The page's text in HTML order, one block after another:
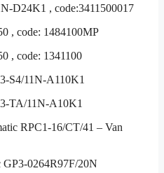
D24K1 , code:3411500017
, code: 1484100MP
, code: 1341100
S4/11N-A110K1
TA/11N-A10K1
RPC1-16/CT/41 – Van
0264R97F/20N